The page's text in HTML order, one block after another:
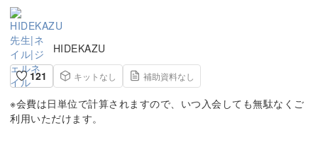
HIDEKAZU
121
キットなし 補助資料なし
※会費は日単位で計算されますので、いつ入会しても無駄なくご
利用いただけます。